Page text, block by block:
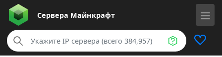
Сервера Майнкрафт